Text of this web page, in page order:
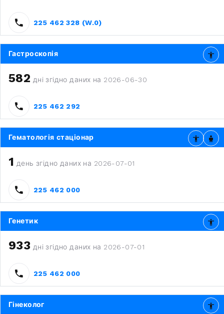
225 462 328 (W.0)
Гастроскопія
582 дні згідно даних на 2026-06-30
225 462 292
Гематологія стаціонар
1 день згідно даних на 2026-07-01
225 462 000
Генетик
933 дні згідно даних на 2026-07-01
225 462 000
Гінеколог